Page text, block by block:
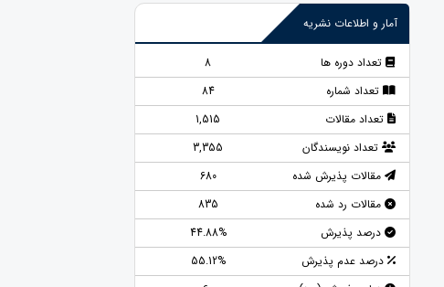
آمار و اطلاعات نشریه
تعداد دوره ها
8
تعداد شماره
84
تعداد مقالات
1,515
تعداد نویسندگان
3,355
مقالات پذیرش شده
680
مقالات رد شده
835
درصد پذیرش
44.88%
درصد عدم پذیرش
55.12%